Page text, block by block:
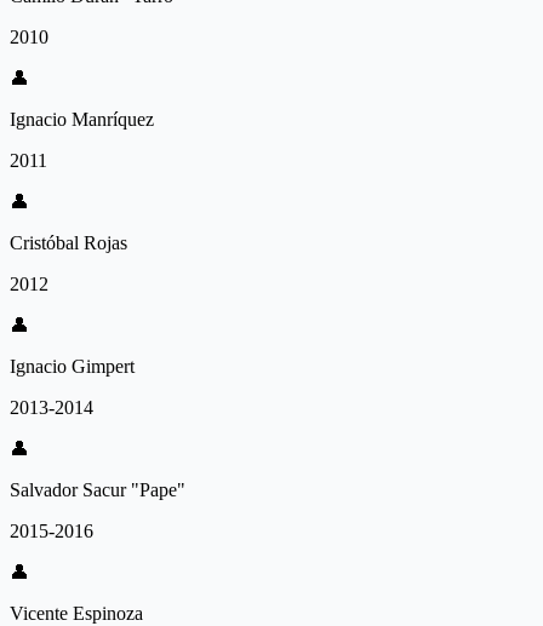
2010
👤
Ignacio Manríquez
2011
👤
Cristóbal Rojas
2012
👤
Ignacio Gimpert
2013-2014
👤
Salvador Sacur "Pape"
2015-2016
👤
Vicente Espinoza